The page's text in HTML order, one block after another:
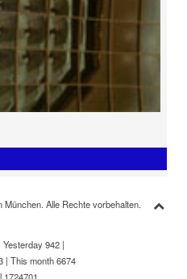
Alle Rechte vorbehalten.
Yesterday 942 |
| This month 6674